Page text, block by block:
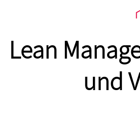
Lean
und